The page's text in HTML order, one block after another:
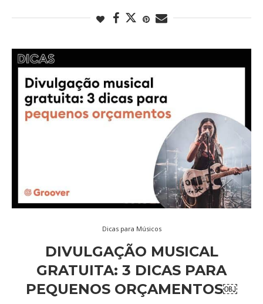
Dicas para Músicos
DIVULGAÇÃO MUSICAL
GRATUITA: 3 DICAS PARA
PEQUENOS ORÇAMENTOS￼